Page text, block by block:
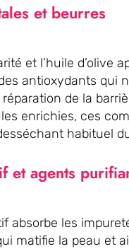
et beurres
et l’huile d’olive
antioxydants qui
de la
enrichies, ces
habituel
et agents
absorbe les
matifie la peau et